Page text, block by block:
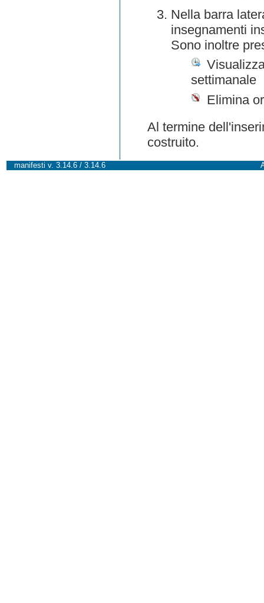
Nella barra
insegnamenti
Sono inoltre
settimanale
Elimina
Al termine
costruito.
manifesti v. 3.14.6 / 3.14.6